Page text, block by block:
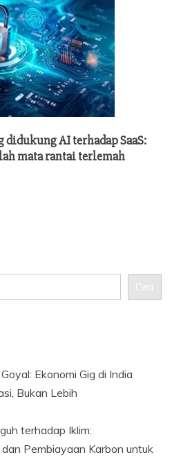
didukung AI terhadap SaaS:
mata rantai terlemah
Cari
Ekonomi Gig di India
Bukan Lebih
terhadap Iklim:
Pembiayaan Karbon untuk